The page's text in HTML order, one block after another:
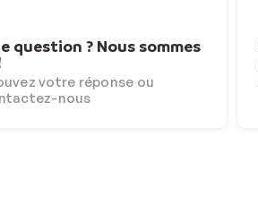
question ? Nous sommes
votre réponse ou
nous